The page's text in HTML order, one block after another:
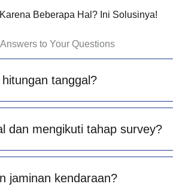
Beberapa Hal? Ini Solusinya!
to Your Questions
tanggal?
dan mengikuti tahap survey?
jaminan kendaraan?